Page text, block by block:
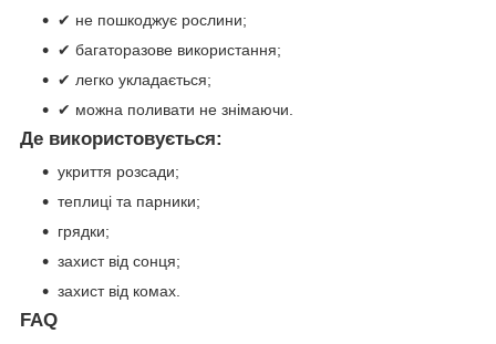
✔ не пошкоджує рослини;
✔ багаторазове використання;
✔ легко укладається;
✔ можна поливати не знімаючи.
Де використовується:
укриття розсади;
теплиці та парники;
грядки;
захист від сонця;
захист від комах.
FAQ